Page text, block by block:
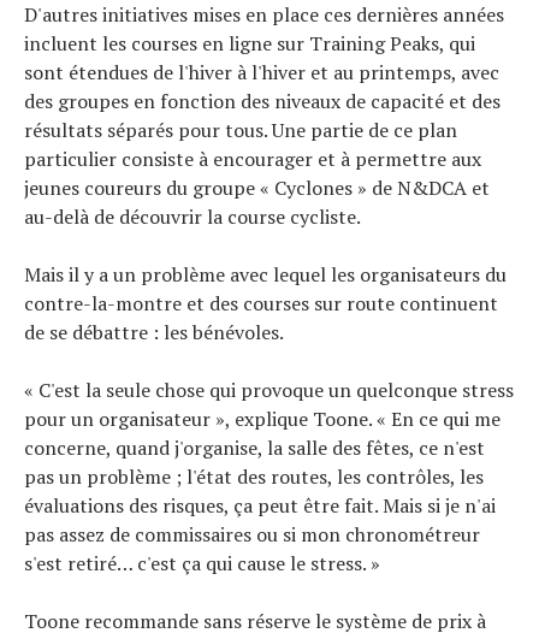
D'autres initiatives mises en place ces dernières années
incluent les courses en ligne sur Training Peaks, qui
sont étendues de l'hiver à l'hiver et au printemps, avec
des groupes en fonction des niveaux de capacité et des
résultats séparés pour tous. Une partie de ce plan
particulier consiste à encourager et à permettre aux
jeunes coureurs du groupe « Cyclones » de N&DCA et
au-delà de découvrir la course cycliste.
Mais il y a un problème avec lequel les organisateurs du
contre-la-montre et des courses sur route continuent
de se débattre : les bénévoles.
« C'est la seule chose qui provoque un quelconque stress
pour un organisateur », explique Toone. « En ce qui me
concerne, quand j'organise, la salle des fêtes, ce n'est
pas un problème ; l'état des routes, les contrôles, les
évaluations des risques, ça peut être fait. Mais si je n'ai
pas assez de commissaires ou si mon chronométreur
s'est retiré… c'est ça qui cause le stress. »
Toone recommande sans réserve le système de prix à